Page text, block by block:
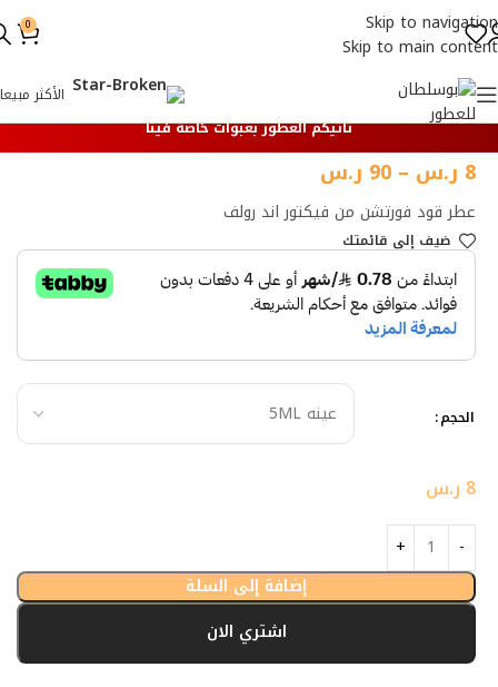
Skip to navigation
Skip to main content
0
الأكثر مبيعا
تأتيكم العطور بعبوات خاصة فينا
عطر قود فورتشن من فيكتور اند رولف
8 ر.س –
90 ر.س
ضيف إلي قائمتك
الحجم
8 ر.س
إضافة إلى السلة
اشتري الان